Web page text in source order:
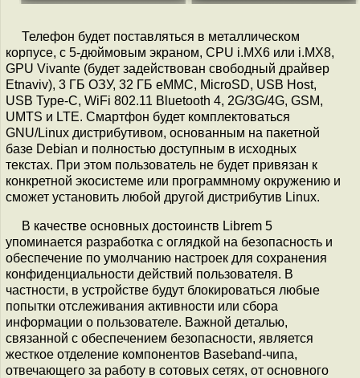
Телефон будет поставляться в металлическом
корпусе, с 5-дюймовым экраном, CPU i.MX6 или i.MX8,
GPU Vivante (будет задействован свободный драйвер
Etnaviv), 3 ГБ ОЗУ, 32 ГБ eMMC, MicroSD, USB Host,
USB Type-C, WiFi 802.11 Bluetooth 4, 2G/3G/4G, GSM,
UMTS и LTE. Смартфон будет комплектоваться
GNU/Linux дистрибутивом, основанным на пакетной
базе Debian и полностью доступным в исходных
текстах. При этом пользователь не будет привязан к
конкретной экосистеме или программному окружению и
сможет установить любой другой дистрибутив Linux.
В качестве основных достоинств Librem 5
упоминается разработка с оглядкой на безопасность и
обеспечение по умолчанию настроек для сохранения
конфиденциальности действий пользователя. В
частности, в устройстве будут блокироваться любые
попытки отслеживания активности или сбора
информации о пользователе. Важной деталью,
связанной с обеспечением безопасности, является
жесткое отделение компонентов Baseband-чипа,
отвечающего за работу в сотовых сетях, от основного